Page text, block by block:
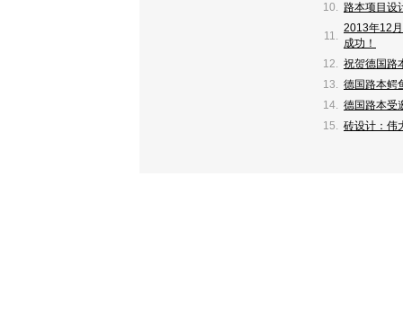
10. 路本项目设
11.
2013年12
成功！
12. 祝贺德国路
13. 德国路本鳄
14. 德国路本受
15. 砖设计：伟